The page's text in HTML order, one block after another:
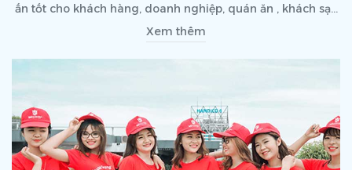
ấn tốt cho khách hàng, doanh nghiệp, quán ăn , khách sạn
hay các ngành dịch vụ du lịch. đều sẽ đặt may và thiết kế
riêng ÁO THUN ĐỒNG PHỤC cho nhân viên của mình
Xem thêm